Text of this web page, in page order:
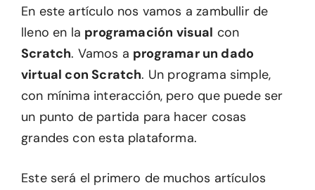
En este artículo nos vamos a zambullir de
lleno en la programación visual con
Scratch. Vamos a programar un dado
virtual con Scratch. Un programa simple,
con mínima interacción, pero que puede ser
un punto de partida para hacer cosas
grandes con esta plataforma.
Este será el primero de muchos artículos